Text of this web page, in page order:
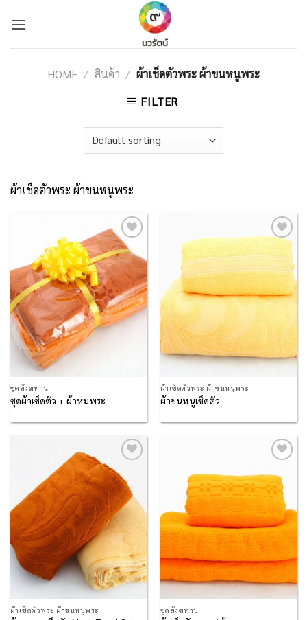
HOME / สินค้า / ผ้าเช็ดตัวพระ ผ้าขนหนูพระ
FILTER
ผ้าเช็ดตัวพระ ผ้าขนหนูพระ
Add to
Wishlist
ชุดสังฆทาน
ชุดผ้าเช็ดตัว + ผ้าห่มพระ
Add to
Wishlist
ผ้าเช็ดตัวพระ ผ้าขนหนูพระ
ผ้าขนหนูเช็ดตัว
Add to
Wishlist
ผ้าเช็ดตัวพระ ผ้าขนหนูพระ
Wishlist
ชุดสังฆทาน